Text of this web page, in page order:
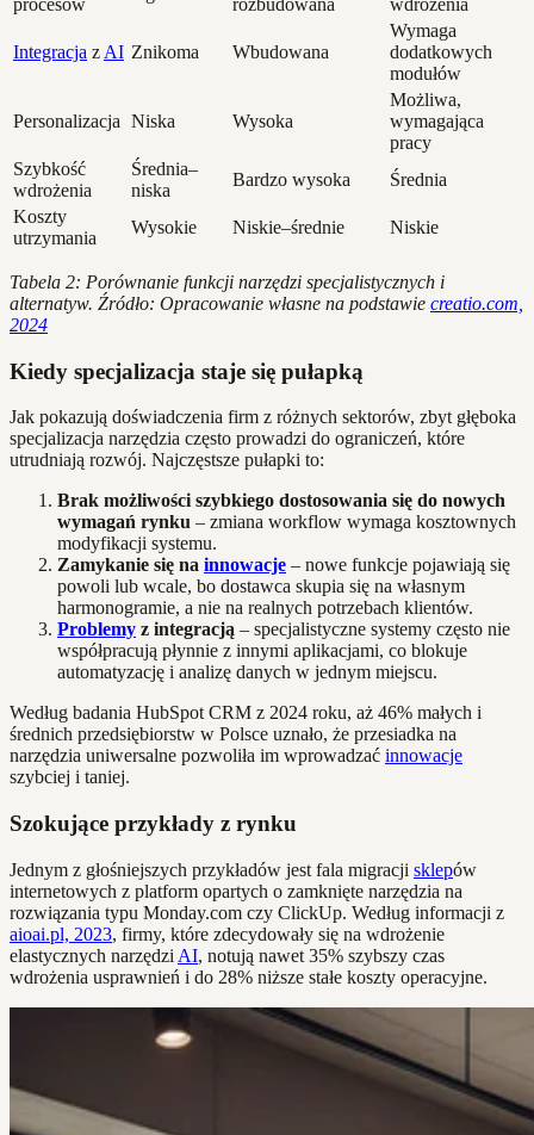
Integracja z AI Znikoma Wbudowana
Wymaga
dodatkowych
modułów
Personalizacja Niska Wysoka
Możliwa,
wymagająca
pracy
Szybkość
wdrożenia
Średnia–
niska
Bardzo wysoka
Średnia
Koszty
utrzymania
Wysokie Niskie–średnie Niskie
Tabela 2: Porównanie funkcji narzędzi specjalistycznych i
alternatyw. Źródło: Opracowanie własne na podstawie creatio.com,
2024
Kiedy specjalizacja staje się pułapką
Jak pokazują doświadczenia firm z różnych sektorów, zbyt głęboka
specjalizacja narzędzia często prowadzi do ograniczeń, które
utrudniają rozwój. Najczęstsze pułapki to:
Brak możliwości szybkiego dostosowania się do nowych
wymagań rynku – zmiana workflow wymaga kosztownych
modyfikacji systemu.
Zamykanie się na innowacje – nowe funkcje pojawiają się
powoli lub wcale, bo dostawca skupia się na własnym
harmonogramie, a nie na realnych potrzebach klientów.
Problemy z integracją – specjalistyczne systemy często nie
współpracują płynnie z innymi aplikacjami, co blokuje
automatyzację i analizę danych w jednym miejscu.
Według badania HubSpot CRM z 2024 roku, aż 46% małych i
średnich przedsiębiorstw w Polsce uznało, że przesiadka na
narzędzia uniwersalne pozwoliła im wprowadzać innowacje
szybciej i taniej.
Szokujące przykłady z rynku
Jednym z głośniejszych przykładów jest fala migracji sklepów
internetowych z platform opartych o zamknięte narzędzia na
rozwiązania typu Monday.com czy ClickUp. Według informacji z
aioai.pl, 2023, firmy, które zdecydowały się na wdrożenie
elastycznych narzędzi AI, notują nawet 35% szybszy czas
wdrożenia usprawnień i do 28% niższe stałe koszty operacyjne.